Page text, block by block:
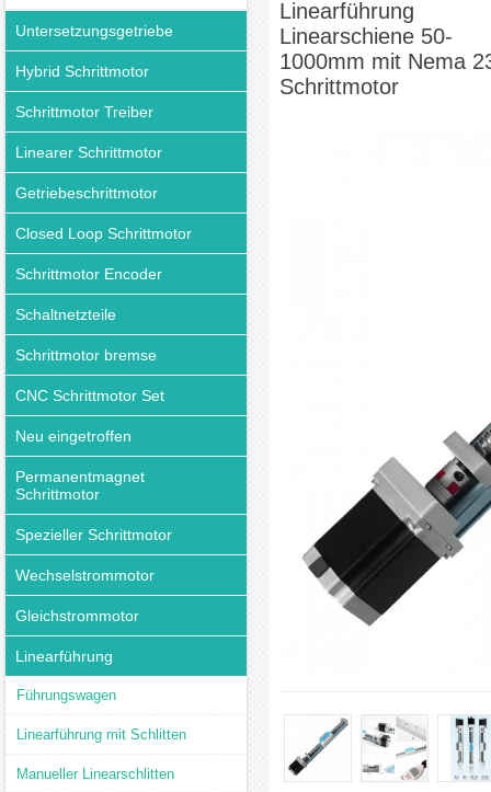
Untersetzungsgetriebe
Hybrid Schrittmotor
Schrittmotor Treiber
Linearer Schrittmotor
Getriebeschrittmotor
Closed Loop Schrittmotor
Schrittmotor Encoder
Schaltnetzteile
Schrittmotor bremse
CNC Schrittmotor Set
Neu eingetroffen
Permanentmagnet
Schrittmotor
Spezieller Schrittmotor
Wechselstrommotor
Gleichstrommotor
Linearführung
Führungswagen
Linearführung mit Schlitten
Manueller Linearschlitten
Linearführung
Linearschiene 50-
1000mm mit Nema
Schrittmotor